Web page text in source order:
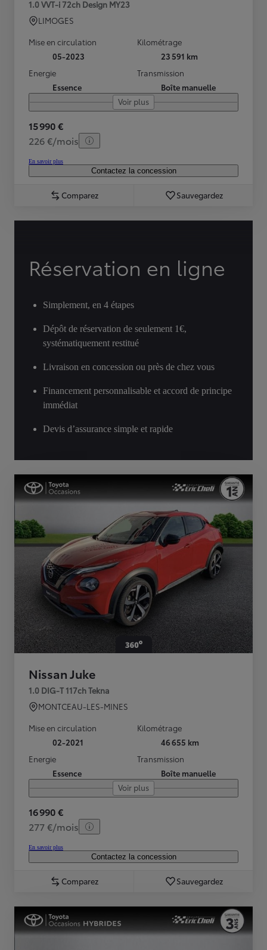
1.0 VVT-i 72ch Design MY23
LIMOGES
Mise en circulation
05-2023
Kilométrage
23 591 km
Energie
Essence
Transmission
Boîte manuelle
Voir plus
15 990 €
226 €/mois
En savoir plus
Contactez la concession
Comparez Sauvegardez
Réservation en ligne
Simplement, en 4 étapes
Dépôt de réservation de seulement 1€,
systématiquement restitué
Livraison en concession ou près de chez vous
Financement personnalisable et accord de principe
immédiat
Devis d’assurance simple et rapide
Nissan Juke
1.0 DIG-T 117ch Tekna
MONTCEAU-LES-MINES
Mise en circulation
02-2021
Kilométrage
46 655 km
Energie
Essence
Transmission
Boîte manuelle
Voir plus
16 990 €
277 €/mois
En savoir plus
Contactez la concession
Comparez Sauvegardez